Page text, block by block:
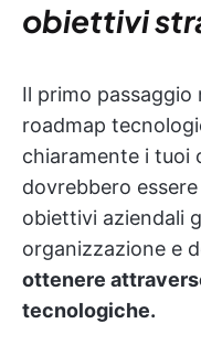
obiettivi
Il primo passaggio
roadmap
chiaramente i tuoi
dovrebbero
obiettivi aziendali
organizzazione e
ottenere
tecnologiche.